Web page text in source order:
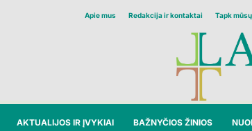
Apie mus Redakcija ir kontaktai Tapk
AKTUALIJOS IR ĮVYKIAI BAŽNYČIOS ŽINIOS